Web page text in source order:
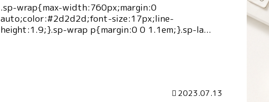
.sp-wrap{max-width:760px;margin:0
auto;color:#2d2d2d;font-size:17px;line-
height:1.9;}.sp-wrap p{margin:0 0 1.1em;}.sp-la...
2023.07.13